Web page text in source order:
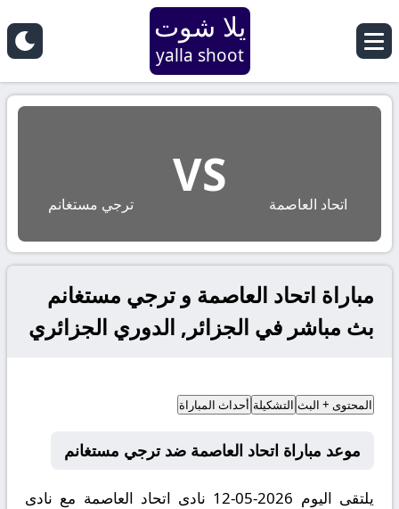
يلا شوت
yalla shoot
اتحاد العاصمة
VS
ترجي مستغانم
مباراة اتحاد العاصمة و ترجي مستغانم
بث مباشر في الجزائر, الدوري الجزائري
المحتوى + البث التشكيلة أحداث المباراة
موعد مباراة اتحاد العاصمة ضد ترجي مستغانم
يلتقى اليوم 2026-05-12 نادى اتحاد العاصمة مع نادى